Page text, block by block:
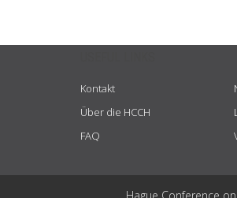
Kontakt
Über die HCCH
FAQ